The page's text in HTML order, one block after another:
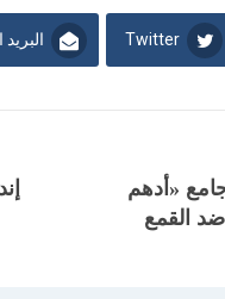
Twitter
افتتاح جامع «أدهم
القمع